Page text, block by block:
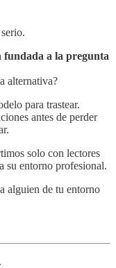
fundada a la pregunta
alternativa?
para trastear.
antes de perder
solo con lectores
a su entorno profesional.
alguien de tu entorno
.